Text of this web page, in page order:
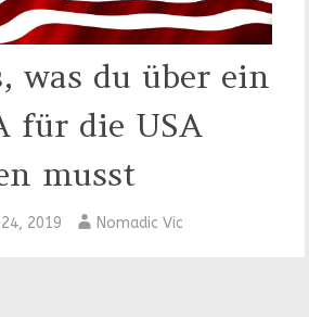
was du über ein
für die USA
musst
2019 Nomadic Vic